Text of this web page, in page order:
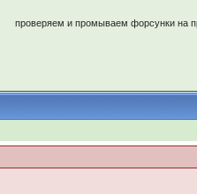
проверяем и промываем форсунки на